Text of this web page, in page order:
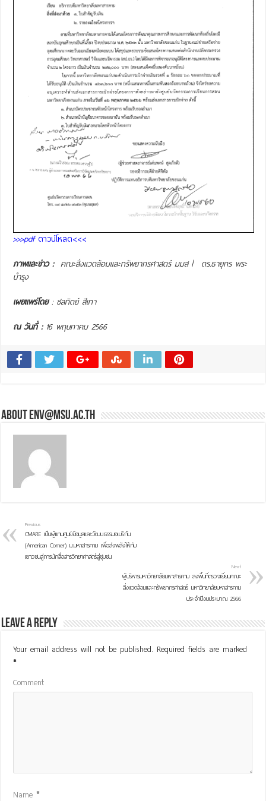
>>>pdfดาวน์โหลด<<<
ภาพและข่าว : คณะสิ่งแวดล้อมและทรัพยากรศาสตร์ มมส/ ดร.ธายุกร พระ
บำรุง
เผยแพร่โดย: ชลทิตย์ สีเทา
ณ วันที่ :16 พฤษภาคม 2566
About env@msu.ac.th
Previous
CMARE เป็นผู้แทนศูนย์ข้อมูลและวัฒนธรรมอเมริกัน
(American Corner) ม.มหาสารคาม เพื่อส่งพลังให้กับ
เยาวชนสู่การนักสื่อสารวิทยาศาสตร์สู่ชุมชน
Next
ผู้บริหารมหาวิทยาลัยมหาสารคาม ลงพื้นที่ตรวจเยี่ยมคณะ
สิ่งแวดล้อมและทรัพยากรศาสตร์ มหาวิทยาลัยมหาสารคาม
ประจำปีงบประมาณ 2566
Leave a Reply
Your email address will not be published. Required fields are marked
*
Comment
Name*